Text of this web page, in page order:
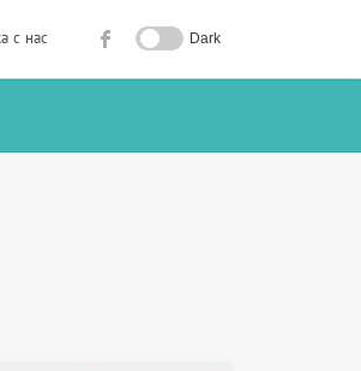
с нас Dark